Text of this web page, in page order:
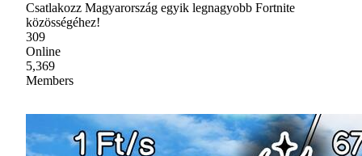
Csatlakozz Magyarország egyik legnagyobb Fortnite
közösségéhez!
309
Online
5,369
Members